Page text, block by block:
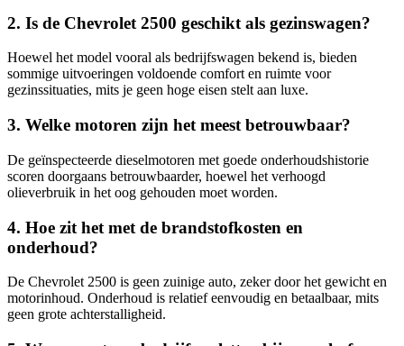
2. Is de Chevrolet 2500 geschikt als gezinswagen?
Hoewel het model vooral als bedrijfswagen bekend is, bieden
sommige uitvoeringen voldoende comfort en ruimte voor
gezinssituaties, mits je geen hoge eisen stelt aan luxe.
3. Welke motoren zijn het meest betrouwbaar?
De geïnspecteerde dieselmotoren met goede onderhoudshistorie
scoren doorgaans betrouwbaarder, hoewel het verhoogd
olieverbruik in het oog gehouden moet worden.
4. Hoe zit het met de brandstofkosten en
onderhoud?
De Chevrolet 2500 is geen zuinige auto, zeker door het gewicht en
motorinhoud. Onderhoud is relatief eenvoudig en betaalbaar, mits
geen grote achterstalligheid.